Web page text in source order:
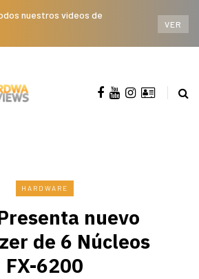
nuestros videos de
VER
HARDWARE
nuevo
de 6 Núcleos
FX-6200